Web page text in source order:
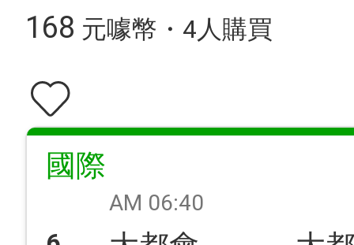
168 元噱幣・4人購買
國際
AM 06:40